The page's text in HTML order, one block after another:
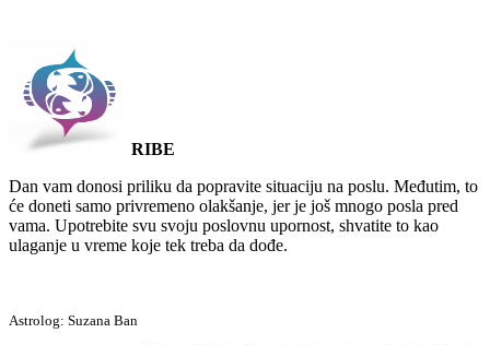
RIBE
Dan vam donosi priliku da popravite situaciju na poslu. Međutim, to
će doneti samo privremeno olakšanje, jer je još mnogo posla pred
vama. Upotrebite svu svoju poslovnu upornost, shvatite to kao
ulaganje u vreme koje tek treba da dođe.
Astrolog: Suzana Ban